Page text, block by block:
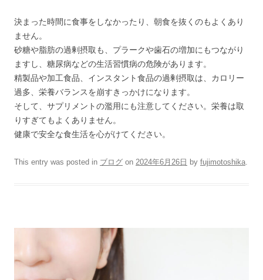
決まった時間に食事をしなかったり、朝食を抜くのもよくあり
ません。
砂糖や脂肪の過剰摂取も、プラークや歯石の増加にもつながり
ますし、糖尿病などの生活習慣病の危険があります。
精製品や加工食品、インスタント食品の過剰摂取は、カロリー
過多、栄養バランスを崩すきっかけになります。
そして、サプリメントの濫用にも注意してください。栄養は取
りすぎてもよくありません。
健康で安全な食生活を心がけてください。
This entry was posted in ブログ on 2024年6月26日 by fujimotoshika.